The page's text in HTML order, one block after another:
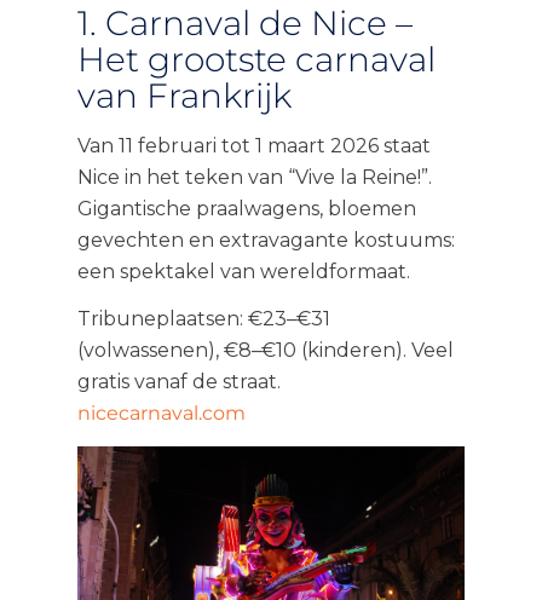
1. Carnaval de Nice –
Het grootste carnaval
van Frankrijk
Van 11 februari tot 1 maart 2026 staat
Nice in het teken van “Vive la Reine!”.
Gigantische praalwagens, bloemen
gevechten en extravagante kostuums:
een spektakel van wereldformaat.
Tribuneplaatsen: €23–€31
(volwassenen), €8–€10 (kinderen). Veel
gratis vanaf de straat.
nicecarnaval.com